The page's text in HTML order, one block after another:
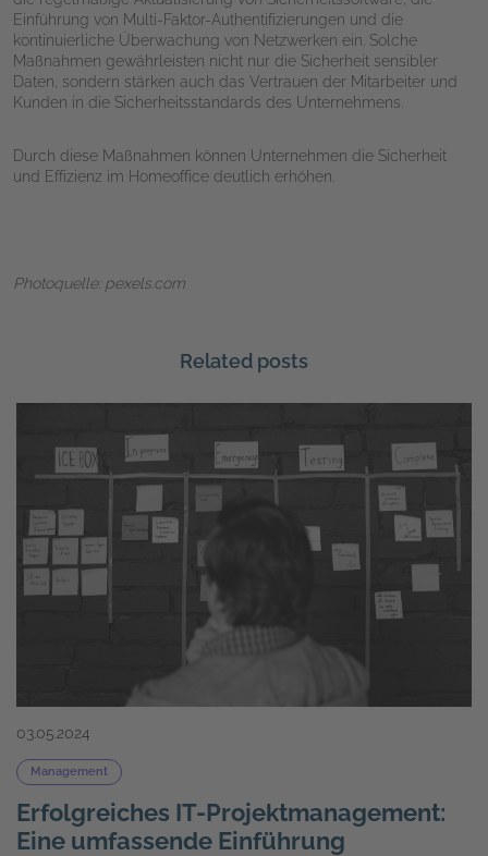
Einführung von Multi-Faktor-Authentifizierungen und die
kontinuierliche Überwachung von Netzwerken ein. Solche
Maßnahmen gewährleisten nicht nur die Sicherheit sensibler
Daten, sondern stärken auch das Vertrauen der Mitarbeiter und
Kunden in die Sicherheitsstandards des Unternehmens.
Durch diese Maßnahmen können Unternehmen die Sicherheit
und Effizienz im Homeoffice deutlich erhöhen.
Photoquelle: pexels.com
Related posts
03.05.2024
Management
Erfolgreiches IT-Projektmanagement:
Eine umfassende Einführung